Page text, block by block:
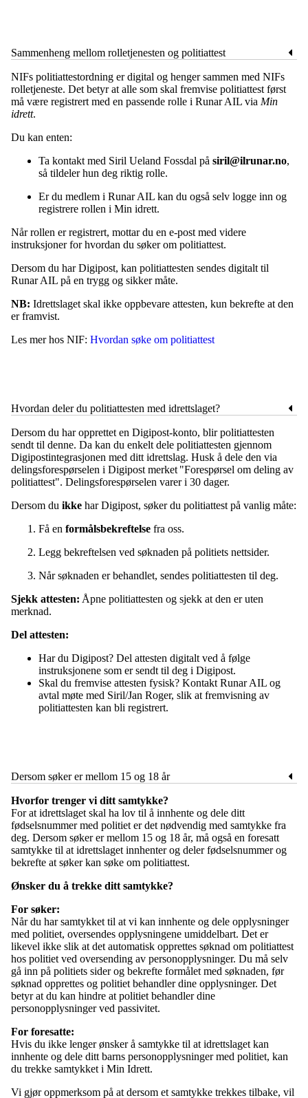
Sammenheng mellom rolletjenesten og politiattest
NIFs politiattestordning er digital og henger sammen med NIFs
rolletjeneste. Det betyr at alle som skal fremvise politiattest først
må være registrert med en passende rolle i Runar AIL via Min
idrett.
Du kan enten:
Ta kontakt med Siril Ueland Fossdal på siril@ilrunar.no,
så tildeler hun deg riktig rolle.
Er du medlem i Runar AIL kan du også selv logge inn og
registrere rollen i Min idrett.
Når rollen er registrert, mottar du en e-post med videre
instruksjoner for hvordan du søker om politiattest.
Dersom du har Digipost, kan politiattesten sendes digitalt til
Runar AIL på en trygg og sikker måte.
NB: Idrettslaget skal ikke oppbevare attesten, kun bekrefte at den
er framvist.
Les mer hos NIF: Hvordan søke om politiattest
Hvordan deler du politiattesten med idrettslaget?
Dersom du har opprettet en Digipost-konto, blir politiattesten
sendt til denne. Da kan du enkelt dele politiattesten gjennom
Digipostintegrasjonen med ditt idrettslag. Husk å dele den via
delingsforespørselen i Digipost merket "Forespørsel om deling av
politiattest". Delingsforespørselen varer i 30 dager.
Dersom du ikke har Digipost, søker du politiattest på vanlig måte:
Få en formålsbekreftelse fra oss.
Legg bekreftelsen ved søknaden på politiets nettsider.
Når søknaden er behandlet, sendes politiattesten til deg.
Sjekk attesten: Åpne politiattesten og sjekk at den er uten
merknad.
Del attesten:
Har du Digipost? Del attesten digitalt ved å følge
instruksjonene som er sendt til deg i Digipost.
Skal du fremvise attesten fysisk? Kontakt Runar AIL og
avtal møte med Siril/Jan Roger, slik at fremvisning av
politiattesten kan bli registrert.
Dersom søker er mellom 15 og 18 år
Hvorfor trenger vi ditt samtykke?
For at idrettslaget skal ha lov til å innhente og dele ditt
fødselsnummer med politiet er det nødvendig med samtykke fra
deg. Dersom søker er mellom 15 og 18 år, må også en foresatt
samtykke til at idrettslaget innhenter og deler fødselsnummer og
bekrefte at søker kan søke om politiattest.
Ønsker du å trekke ditt samtykke?
For søker:
Når du har samtykket til at vi kan innhente og dele opplysninger
med politiet, oversendes opplysningene umiddelbart. Det er
likevel ikke slik at det automatisk opprettes søknad om politiattest
hos politiet ved oversending av personopplysninger. Du må selv
gå inn på politiets sider og bekrefte formålet med søknaden, før
søknad opprettes og politiet behandler dine opplysninger. Det
betyr at du kan hindre at politiet behandler dine
personopplysninger ved passivitet.
For foresatte:
Hvis du ikke lenger ønsker å samtykke til at idrettslaget kan
innhente og dele ditt barns personopplysninger med politiet, kan
du trekke samtykket i Min Idrett.
Vi gjør oppmerksom på at dersom et samtykke trekkes tilbake, vil